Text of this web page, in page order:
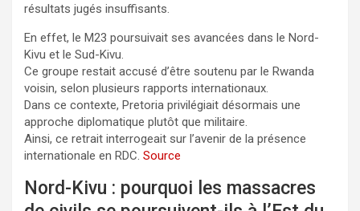
résultats jugés insuffisants.
En effet, le M23 poursuivait ses avancées dans le Nord-
Kivu et le Sud-Kivu.
Ce groupe restait accusé d’être soutenu par le Rwanda
voisin, selon plusieurs rapports internationaux.
Dans ce contexte, Pretoria privilégiait désormais une
approche diplomatique plutôt que militaire.
Ainsi, ce retrait interrogeait sur l’avenir de la présence
internationale en RDC. Source
Nord-Kivu : pourquoi les massacres